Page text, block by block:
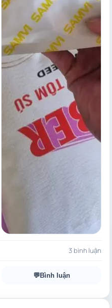
3 bình luận
💬Bình luận